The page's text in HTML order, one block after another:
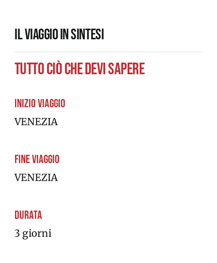
IL VIAGGIO IN SINTESI
tutto ciò che devi sapere
Inizio viaggio
VENEZIA
Fine viaggio
VENEZIA
Durata
3 giorni